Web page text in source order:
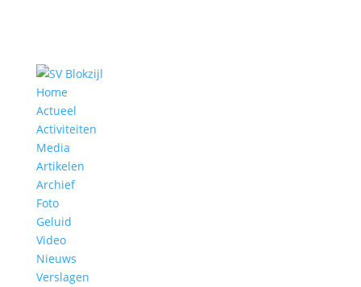
Home
Actueel
Activiteiten
Media
Artikelen
Archief
Foto
Geluid
Video
Nieuws
Verslagen